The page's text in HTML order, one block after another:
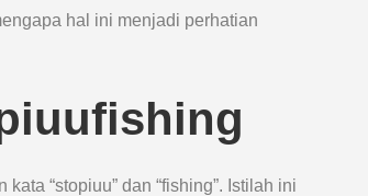
hal ini menjadi perhatian
“stopiuu” dan “fishing”. Istilah ini